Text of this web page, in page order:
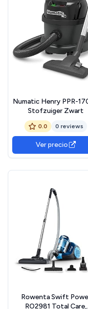
Numatic Henry PPR-
Stofzuiger Zwart
0.0 0 reviews
Ver precio
Rowenta Swift
RO2981 Total Care,